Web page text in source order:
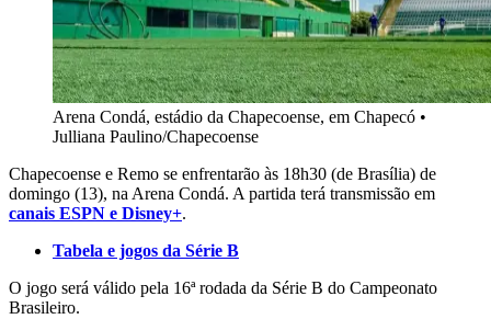
Arena Condá, estádio da Chapecoense, em Chapecó •
Julliana Paulino/Chapecoense
Chapecoense e Remo se enfrentarão às 18h30 (de Brasília) de
domingo (13), na Arena Condá. A partida terá transmissão em
canais ESPN e Disney+.
Tabela e jogos da Série B
O jogo será válido pela 16ª rodada da Série B do Campeonato
Brasileiro.